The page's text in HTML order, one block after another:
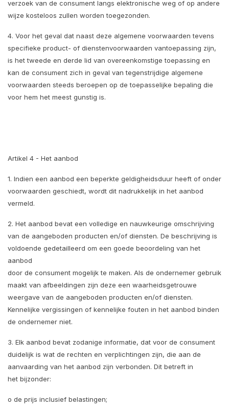
verzoek van de consument langs elektronische weg of op andere
wijze kosteloos zullen worden toegezonden.
4. Voor het geval dat naast deze algemene voorwaarden tevens
specifieke product- of dienstenvoorwaarden vantoepassing zijn,
is het tweede en derde lid van overeenkomstige toepassing en
kan de consument zich in geval van tegenstrijdige algemene
voorwaarden steeds beroepen op de toepasselijke bepaling die
voor hem het meest gunstig is.
Artikel 4 - Het aanbod
1. Indien een aanbod een beperkte geldigheidsduur heeft of onder
voorwaarden geschiedt, wordt dit nadrukkelijk in het aanbod
vermeld.
2. Het aanbod bevat een volledige en nauwkeurige omschrijving
van de aangeboden producten en/of diensten. De beschrijving is
voldoende gedetailleerd om een goede beoordeling van het
aanbod
door de consument mogelijk te maken. Als de ondernemer gebruik
maakt van afbeeldingen zijn deze een waarheidsgetrouwe
weergave van de aangeboden producten en/of diensten.
Kennelijke vergissingen of kennelijke fouten in het aanbod binden
de ondernemer niet.
3. Elk aanbod bevat zodanige informatie, dat voor de consument
duidelijk is wat de rechten en verplichtingen zijn, die aan de
aanvaarding van het aanbod zijn verbonden. Dit betreft in
het bijzonder:
o de prijs inclusief belastingen;